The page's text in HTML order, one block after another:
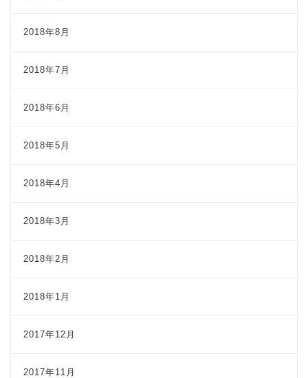
2018年8月
2018年7月
2018年6月
2018年5月
2018年4月
2018年3月
2018年2月
2018年1月
2017年12月
2017年11月